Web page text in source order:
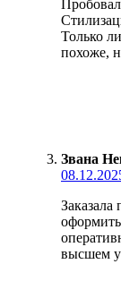
Только
похоже,
Звана
Заказала
высшем